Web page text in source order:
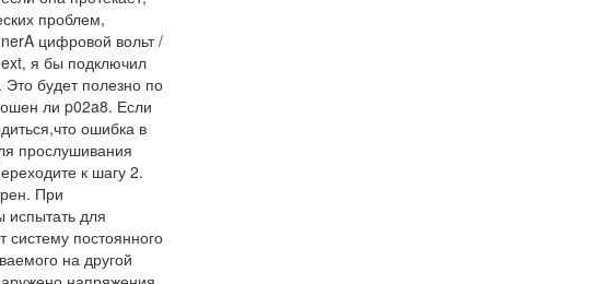
проблем,
цифровой вольт /
я бы подключил
Это будет полезно по
ли p02a8. Если
ошибка в
прослушивания
к шагу 2.
При
испытать для
систему постоянного
на другой